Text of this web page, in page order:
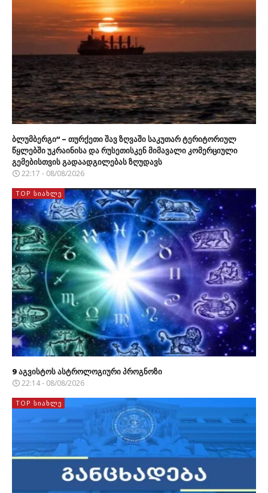
ბლუმბერგი“ – თურქეთი შავ ზღვაში საკუთარ ტერიტორიულ
წყლებში უკრაინისა და რუსეთისკენ მიმავალი კომერციული
გემებისთვის გადაადგილებას ზღუდავს
22:17 - 08/08/2026
TOP ᲡᲘᲐᲮᲚᲔ
9 აგვისტოს ასტროლოგიური პროგნოზი
22:14 - 08/08/2026
TOP ᲡᲘᲐᲮᲚᲔ